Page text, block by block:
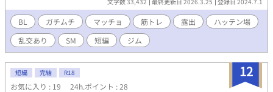
BL ガチムチ マッチョ 筋トレ 露出
ハッテン場
乱交あり
SM 短編 ジム
12
短編 完結 R18
お気に入り : 19 24h.ポイント : 28